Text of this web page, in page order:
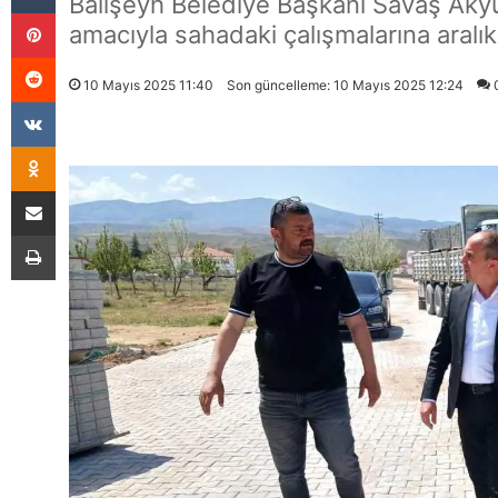
amacıyla sahadaki çalışmalarına
10 Mayıs 2025 11:40 Son güncelleme: 10 Mayıs 2025 12:24
Pinterest
E-Posta İle Paylaş
Yazdır